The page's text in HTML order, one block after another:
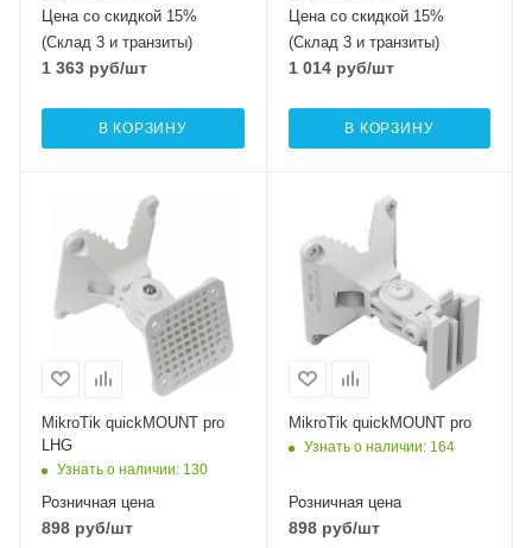
Цена со скидкой 15%
(Склад 3 и транзиты)
1 363 руб/шт
В КОРЗИНУ
Цена со скидкой 15%
(Склад 3 и транзиты)
1 014руб/шт
В КОРЗИНУ
MikroTik quickMOUNT pro
LHG
Узнать о наличии: 130
Розничная цена
898 руб/шт
MikroTik quickMOUNT pro
Узнать о наличии: 164
Розничная цена
898руб/шт